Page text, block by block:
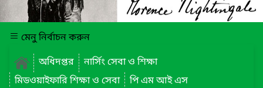
মেনু নির্বাচন করুন
অধিদপ্তর
নার্সিং সেবা ও শিক্ষা
মিডওয়াইফারি শিক্ষা ও সেবা
পি এম আই এস